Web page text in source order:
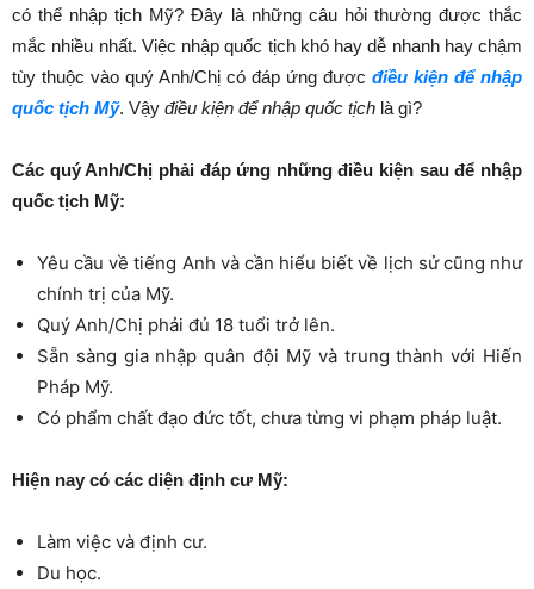
có thể nhập tịch Mỹ? Đây là những câu hỏi thường được thắc
mắc nhiều nhất. Việc nhập quốc tịch khó hay dễ nhanh hay chậm
tùy thuộc vào quý Anh/Chị có đáp ứng được điều kiện để nhập
quốc tịch Mỹ. Vậy điều kiện để nhập quốc tịch là gì?
Các quý Anh/Chị phải đáp ứng những điều kiện sau để nhập
quốc tịch Mỹ:
Yêu cầu về tiếng Anh và cần hiểu biết về lịch sử cũng như
chính trị của Mỹ.
Quý Anh/Chị phải đủ 18 tuổi trở lên.
Sẵn sàng gia nhập quân đội Mỹ và trung thành với Hiến
Pháp Mỹ.
Có phẩm chất đạo đức tốt, chưa từng vi phạm pháp luật.
Hiện nay có các diện định cư Mỹ:
Làm việc và định cư.
Du học.